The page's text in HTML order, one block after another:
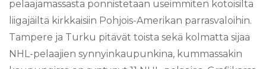
pelaajamassasta ponnistetaan useimmiten kotoisilta
liigajäiltä kirkkaisiin Pohjois-Amerikan parrasvaloihin.
Tampere ja Turku pitävät toista sekä kolmatta sijaa
NHL-pelaajien synnyinkaupunkina, kummassakin